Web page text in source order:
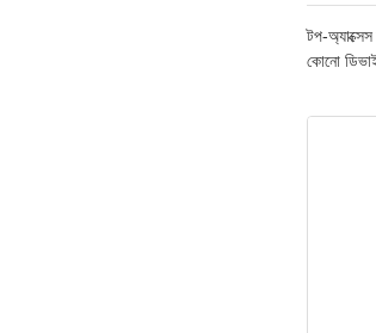
টপ-
কোনো